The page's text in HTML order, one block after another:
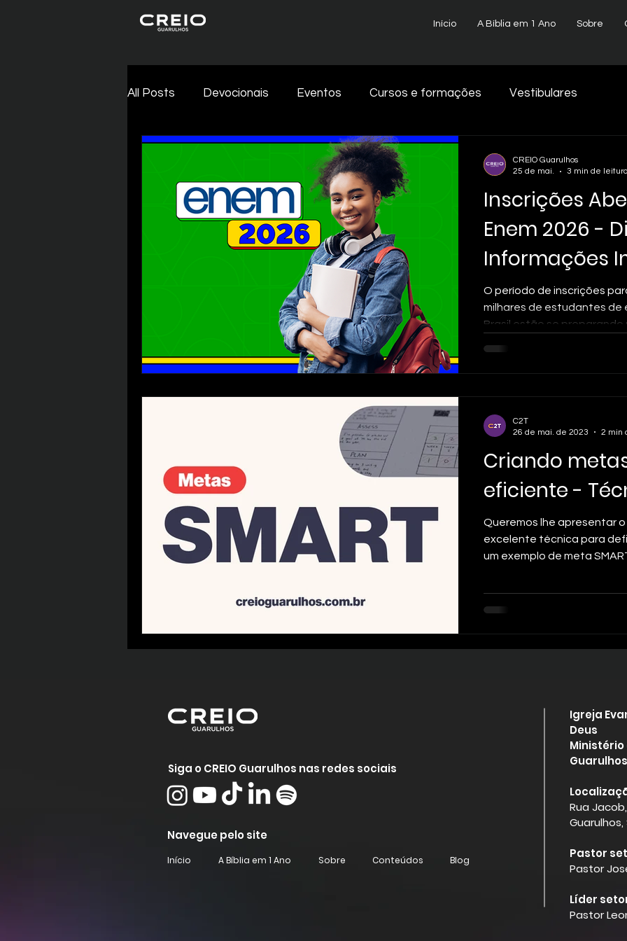
Início A Bíblia em 1 Ano Sobre
All Posts Devocionais Eventos Cursos e formações Vestibulares
Igreja Perseguida
Parábolas Corações Incendiados Saúde Mental CREIO Pela Vida
Aviva-nos 2025
Inscrições
Enem 2026 -
Informações
O período de inscrições
milhares de estudantes de
Brasil estão se
deseja ingressar em
além de dicas para evitar
CREIO Guarulhos
25 de mai.
3 min de leitura
Criando
eficiente -
Queremos lhe apresentar o
excelente técnica para
um exemplo de meta
C2T
26 de mai. de 2023
2 min
Igreja
Deus
Ministério
Rua
Pastor
Pastor
Líder
Pastor
Siga o CREIO Guarulhos nas redes sociais
Navegue pelo site
Início A Bíblia em 1 Ano Sobre Conteúdos Blog